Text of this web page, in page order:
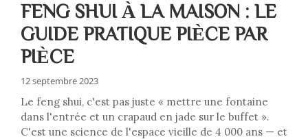
FENG SHUI À LA MAISON : LE
GUIDE PRATIQUE PIÈCE PAR
PIÈCE
12 septembre 2023
Le feng shui, c'est pas juste « mettre une fontaine
dans l'entrée et un crapaud en jade sur le buffet ».
C'est une science de l'espace vieille de 4 000 ans — et